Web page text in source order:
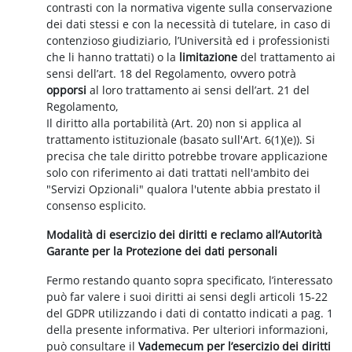
contrasti con la normativa vigente sulla conservazione
dei dati stessi e con la necessità di tutelare, in caso di
contenzioso giudiziario, l’Università ed i professionisti
che li hanno trattati) o la limitazione del trattamento ai
sensi dell’art. 18 del Regolamento, ovvero potrà
opporsi al loro trattamento ai sensi dell’art. 21 del
Regolamento,
Il diritto alla portabilità (Art. 20) non si applica al
trattamento istituzionale (basato sull'Art. 6(1)(e)). Si
precisa che tale diritto potrebbe trovare applicazione
solo con riferimento ai dati trattati nell'ambito dei
"Servizi Opzionali" qualora l'utente abbia prestato il
consenso esplicito.
Modalità di esercizio dei diritti e reclamo all’Autorità
Garante per la Protezione dei dati personali
Fermo restando quanto sopra specificato, l’interessato
può far valere i suoi diritti ai sensi degli articoli 15-22
del GDPR utilizzando i dati di contatto indicati a pag. 1
della presente informativa. Per ulteriori informazioni,
può consultare ilVademecum per l’esercizio dei diritti